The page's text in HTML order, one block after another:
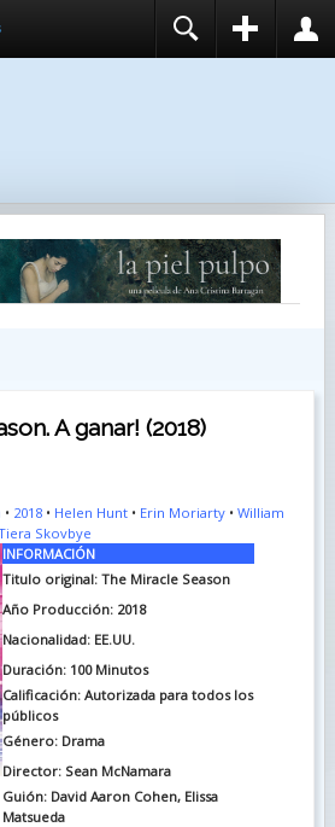
RECUÉRDEME
IDENTIFICARSE
A ganar! (2018)
• 2018• Helen Hunt• Erin Moriarty• William
Skovbye
INFORMACIÓN
Titulo original: The Miracle Season
Año Producción: 2018
Nacionalidad: EE.UU.
Duración: 100 Minutos
Calificación: Autorizada para todos los
públicos
Género: Drama
Director: Sean McNamara
Guión: David Aaron Cohen, Elissa
Matsueda